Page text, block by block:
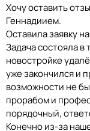
Хочу оставить
Геннадиием.
Оставила заявку
Задача состояла в
новостройке
уже закончился и
возможности не
прорабом и
порядочный,
Конечно из-за